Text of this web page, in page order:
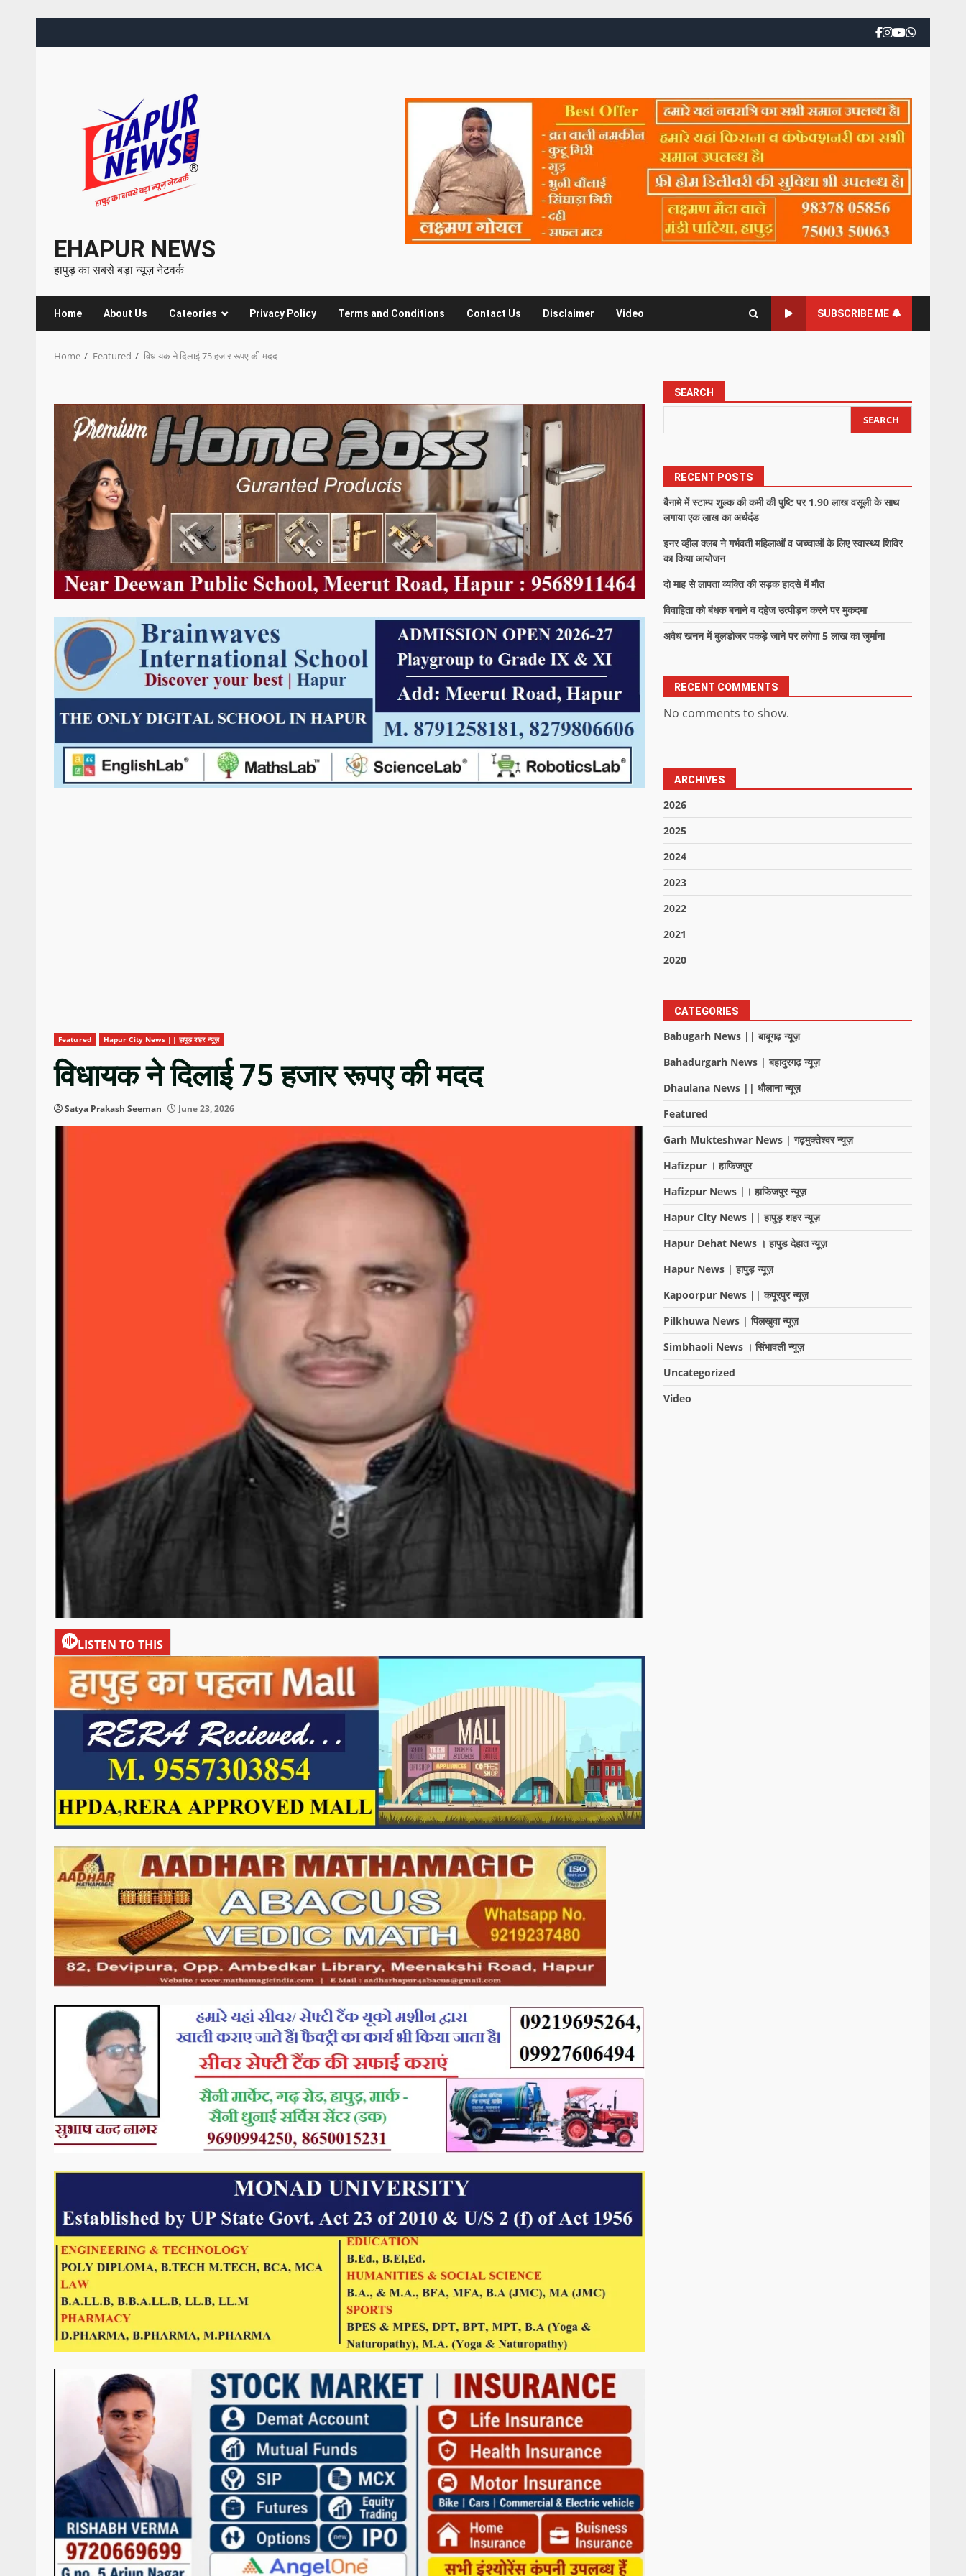
EHAPUR NEWS
हापुड़ का सबसे बड़ा न्यूज़ नेटवर्क
Home About Us Cateories Privacy Policy Terms and Conditions Contact Us Disclaimer Video SUBSCRIBE ME 🔔
Home Featured विधायक ने दिलाई 75 हजार रूपए की मदद
Featured Hapur City News || हापुड़ शहर न्यूज़
विधायक ने दिलाई 75 हजार रूपए की मदद
Satya Prakash Seeman June 23, 2026
LISTEN TO THIS
SEARCH
SEARCH
RECENT POSTS
बैनामे में स्टाम्प शुल्क की कमी की पुष्टि पर 1.90 लाख वसूली के साथ
लगाया एक लाख का अर्थदंड
इनर व्हील क्लब ने गर्भवती महिलाओं व जच्चाओं के लिए स्वास्थ्य शिविर
का किया आयोजन
दो माह से लापता व्यक्ति की सड़क हादसे में मौत
विवाहिता को बंधक बनाने व दहेज उत्पीड़न करने पर मुकदमा
अवैध खनन में बुलडोजर पकड़े जाने पर लगेगा 5 लाख का जुर्माना
RECENT COMMENTS
No comments to show.
ARCHIVES
2026
2025
2024
2023
2022
2021
2020
CATEGORIES
Babugarh News || बाबूगढ़ न्यूज़
Bahadurgarh News | बहादुरगढ़ न्यूज़
Dhaulana News || धौलाना न्यूज़
Featured
Garh Mukteshwar News | गढ़मुक्तेश्वर न्यूज़
Hafizpur । हाफिजपुर
Hafizpur News |। हाफिजपुर न्यूज़
Hapur City News || हापुड़ शहर न्यूज़
Hapur Dehat News । हापुड देहात न्यूज़
Hapur News | हापुड़ न्यूज़
Kapoorpur News || कपूरपुर न्यूज़
Pilkhuwa News | पिलखुवा न्यूज़
Simbhaoli News । सिंभावली न्यूज़
Uncategorized
Video